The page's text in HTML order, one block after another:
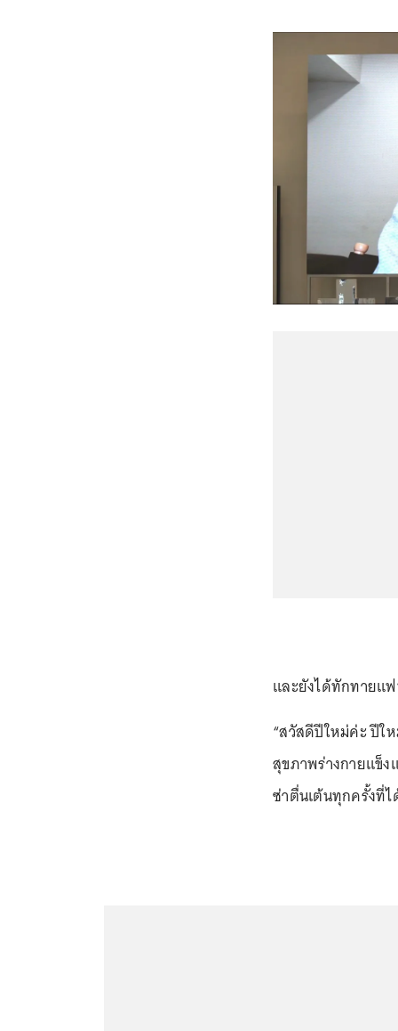
และยังได้ทักทายแ
“สวัสดีปีใหม่ค่ะ ปีใ
สุขภาพร่างกายแข็
ซ่าตื่นเต้นทุกครั้งที่ไ